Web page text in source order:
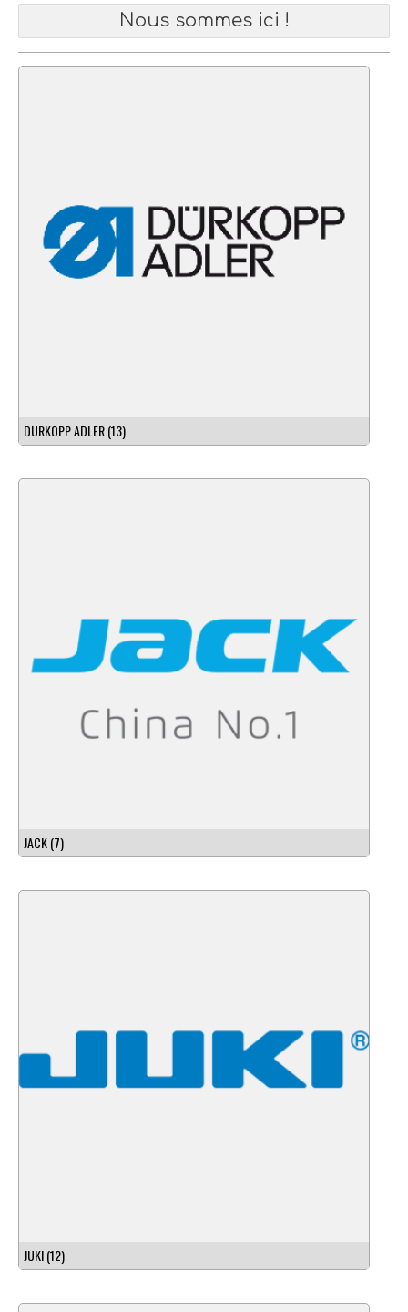
Nous sommes ici !
DURKOPP ADLER(13)
JACK(7)
JUKI(12)